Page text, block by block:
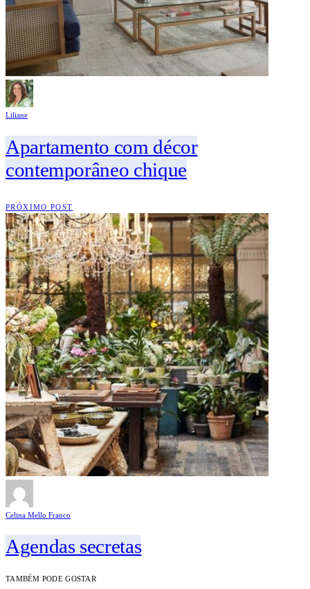
Liliane
Apartamento com décor
contemporâneo chique
PRÓXIMO POST
Celina Mello Franco
Agendas secretas
TAMBÉM PODE GOSTAR